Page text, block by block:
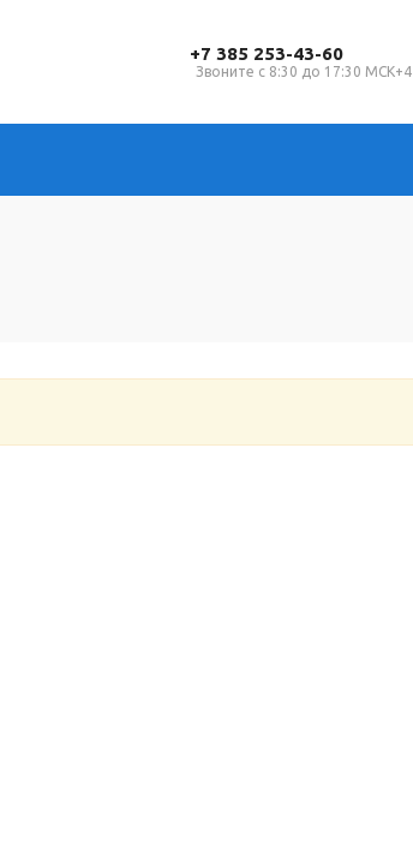
+7 385 253-43-60
Звоните с 8:30 до 17:30 МСК+4